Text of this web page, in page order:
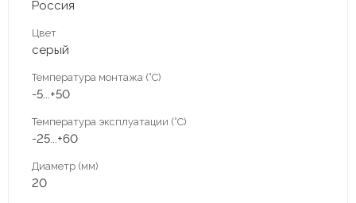
Россия
Цвет
серый
Температура монтажа (°С)
-5...+50
Температура эксплуатации (°С)
-25...+60
Диаметр (мм)
20